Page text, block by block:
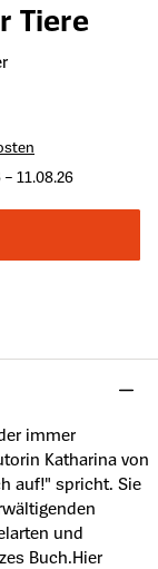
Tiere
– 11.08.26
immer
Katharina von
auf!" spricht. Sie
und
Buch.Hier